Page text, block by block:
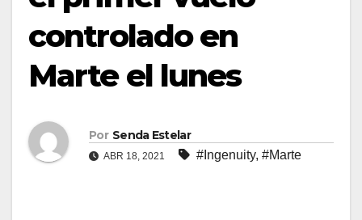
controlado en
Marte el lunes
Por Senda Estelar
ABR 18, 2021 #Ingenuity, #Marte